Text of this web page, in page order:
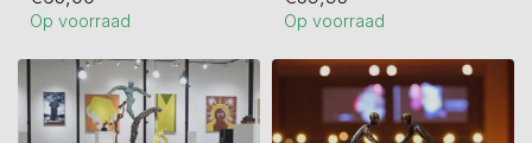
Op voorraad Op voorraad